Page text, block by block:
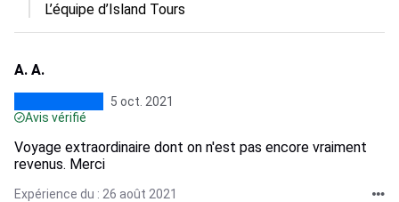
A. A.
5 oct. 2021
Avis vérifié
Voyage extraordinaire dont on n'est pas encore vraiment
revenus. Merci
Expérience du : 26 août 2021